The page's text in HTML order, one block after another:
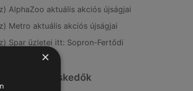
AlphaZoo aktuális akciós újságjai
Metro aktuális akciós újságjai
Spar üzletei itt: Sopron-Fertődi
kiskereskedők
×